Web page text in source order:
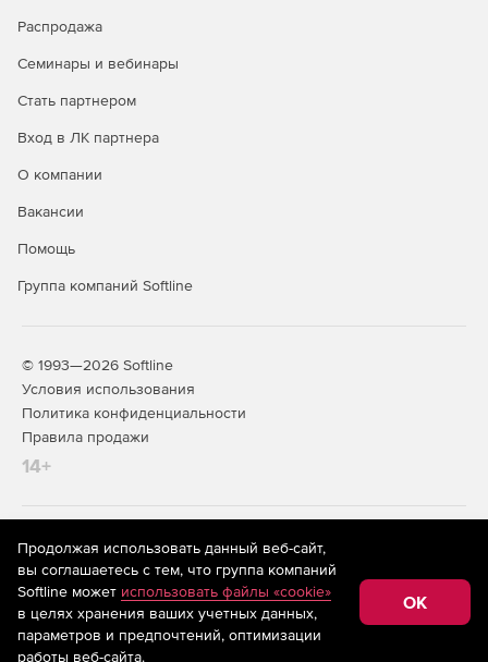
Распродажа
Семинары и вебинары
Стать партнером
Вход в ЛК партнера
О компании
Вакансии
Помощь
Группа компаний Softline
© 1993—2026 Softline
Условия использования
Политика конфиденциальности
Правила продажи
14+
На информационном ресурсе store.softline.ru применяются
рекомендательные технологии
(информационные технологии
предоставления информации на основе сбора,
систематизации и анализа сведений, относящихся к
предпочтениям пользователей сети «Интернет»,
находящихся на территории Российской Федерации)
Продолжая использовать данный веб-сайт,
вы соглашаетесь с тем, что группа компаний
Softline может использовать файлы «cookie»
в целях хранения ваших учетных данных,
параметров и предпочтений, оптимизации
работы веб-сайта.
OK